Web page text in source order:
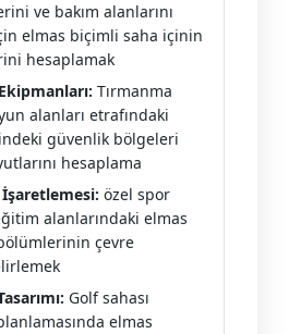
ve bakım alanlarını
elmas biçimli saha içinin
hesaplamak
Tırmanma
alanları etrafındaki
güvenlik bölgeleri
hesaplama
özel spor
alanlarındaki elmas
çevre
Golf sahası
elmas